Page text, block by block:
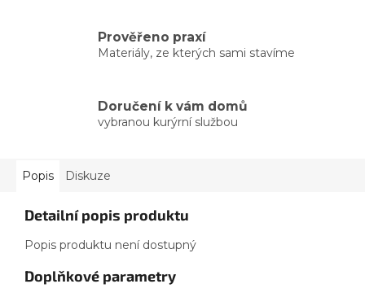
Prověřeno praxí
Materiály, ze kterých sami stavíme
Doručení k vám domů
vybranou kurýrní službou
Popis Diskuze
Detailní popis produktu
Popis produktu není dostupný
Doplňkové parametry